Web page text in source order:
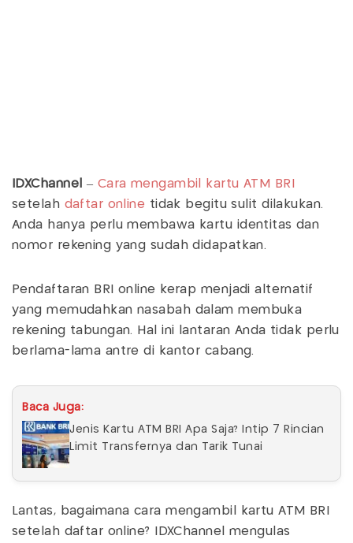
IDXChannel – Cara mengambil kartu ATM
BRI
setelah daftar online tidak begitu sulit dilakukan.
Anda hanya perlu membawa kartu identitas dan
nomor rekening yang sudah didapatkan.
Pendaftaran BRI online kerap menjadi alternatif
yang memudahkan nasabah dalam membuka
rekening tabungan. Hal ini lantaran Anda tidak perlu
berlama-lama antre di kantor cabang.
Baca Juga:
Jenis Kartu ATM BRI Apa Saja? Intip 7 Rincian
Limit Transfernya dan Tarik Tunai
Lantas, bagaimana cara mengambil kartu ATM BRI
setelah daftar online? IDXChannel mengulas